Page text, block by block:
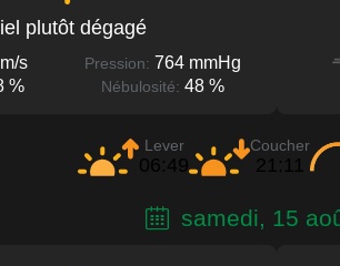
plutôt dégagé
s Pression: 764 mmHg
% Nébulosité: 48 %
Lever
06:49
Coucher
21:11
samedi, 15